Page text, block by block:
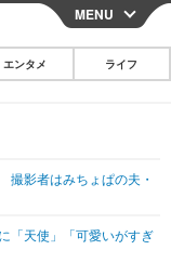
CLOSE
その他
MENU
エンタメ ライフ
影者はみちょぱの夫・
「天使」「可愛いがすぎ